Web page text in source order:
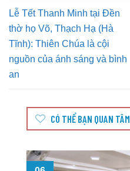
Lễ Tết Thanh Minh tại Đền
thờ họ Võ, Thạch Hạ (Hà
Tĩnh): Thiên Chúa là cội
nguồn của ánh sáng và bình
an
CÓ THỂ BẠN QUAN TÂM